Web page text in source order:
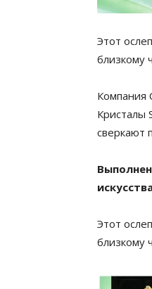
Этот
близкому
Кристалы
сверкают
Этот
близкому